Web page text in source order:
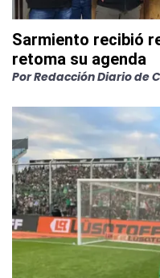
Sarmiento recibió
retoma su agenda
PorRedacción Diario de